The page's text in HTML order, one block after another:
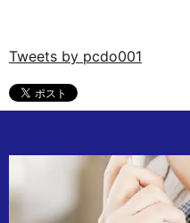
Tweets by pcdo001